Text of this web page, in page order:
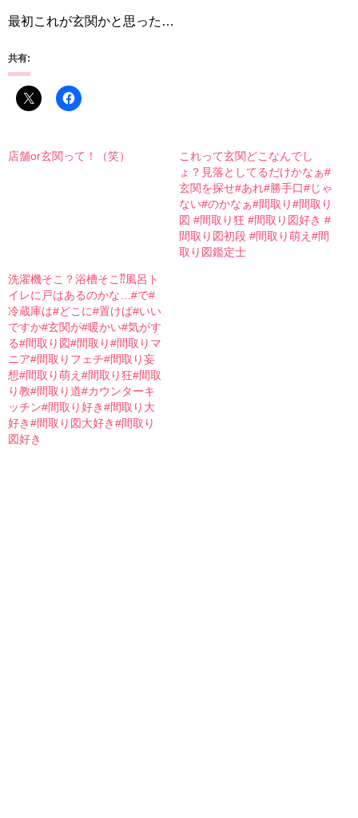
最初これが玄関かと思った…
共有:
店舗or玄関って！（笑）
これって玄関どこなんでし
ょ？見落としてるだけかなぁ#
玄関を探せ#あれ#勝手口#じゃ
ない#のかなぁ#間取り#間取り
図 #間取り狂 #間取り図好き #
間取り図初段 #間取り萌え#間
取り図鑑定士
洗濯機そこ？浴槽そこ⁇風呂ト
イレに戸はあるのかな…#で#
冷蔵庫は#どこに#置けば#いい
ですか#玄関が#暖かい#気がす
る#間取り図#間取り#間取りマ
ニア#間取りフェチ#間取り妄
想#間取り萌え#間取り狂#間取
り教#間取り道#カウンターキ
ッチン#間取り好き#間取り大
好き#間取り図大好き#間取り
図好き